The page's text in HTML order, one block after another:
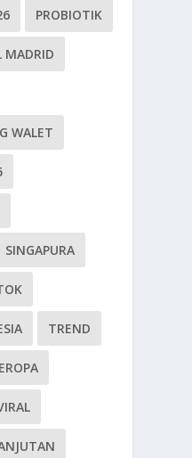
PROBIOTIK
MADRID
WALET
SINGAPURA
TREND